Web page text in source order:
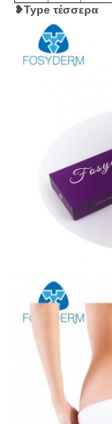
❥Type τέσσερα